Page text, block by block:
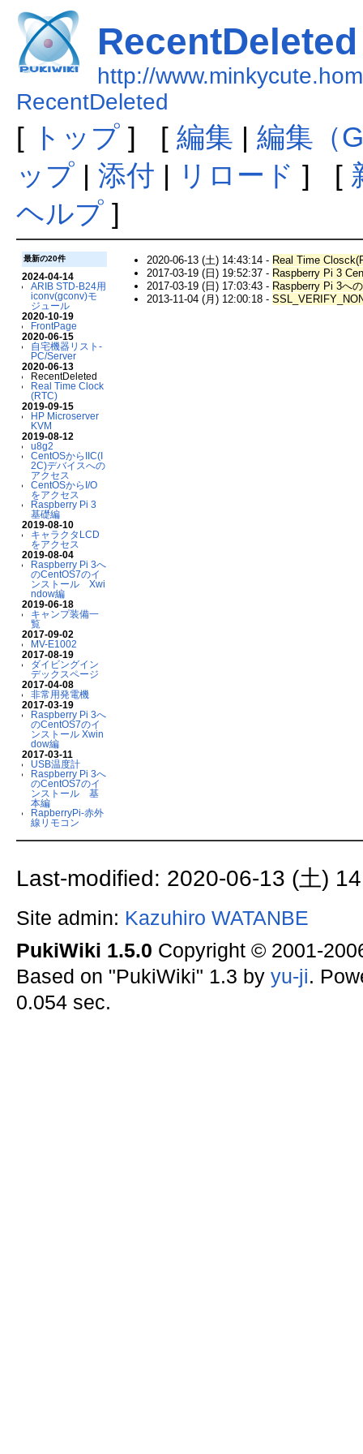
RecentDeleted
http://
RecentDeleted
[ トップ] [ 編集 | 編集（
ップ| 添付 | リロード ] [
ヘルプ]
最新の20件
2024-04-14
ARIB STD-B24用
iconv(gconv)モ
ジュール
2020-10-19
FrontPage
2020-06-15
自宅機器リスト-
PC/Server
2020-06-13
RecentDeleted
Real Time Clock
(RTC)
2019-09-15
HP Microserver
KVM
2019-08-12
u8g2
CentOSからIIC(I
2C)デバイスへの
アクセス
CentOSからI/O
をアクセス
Raspberry Pi 3
基礎編
2019-08-10
キャラクタLCD
をアクセス
2019-08-04
Raspberry Pi 3へ
のCentOS7のイ
ンストール Xwi
ndow編
2019-06-18
キャンプ装備一
覧
2017-09-02
MV-E1002
2017-08-19
ダイビングイン
デックスページ
2017-04-08
非常用発電機
2017-03-19
Raspberry Pi 3へ
のCentOS7のイ
ンストール Xwin
dow編
2017-03-11
USB温度計
Raspberry Pi 3へ
のCentOS7のイ
ンストール 基
本編
RapberryPi-赤外
線リモコン
2020-06-13 (土) 14:43:14 - Real Time
2017-03-19 (日) 19:52:37 - Raspberry Pi 3
2017-03-19 (日) 17:03:43 - Raspberry Pi 3へ
2013-11-04 (月) 12:00:18 -
Last-modified: 2020-06-13 (土)
Site admin: Kazuhiro WATANBE
PukiWiki 1.5.0 Copyright © 2001-
Based on "PukiWiki" 1.3 by yu-ji.
0.054 sec.